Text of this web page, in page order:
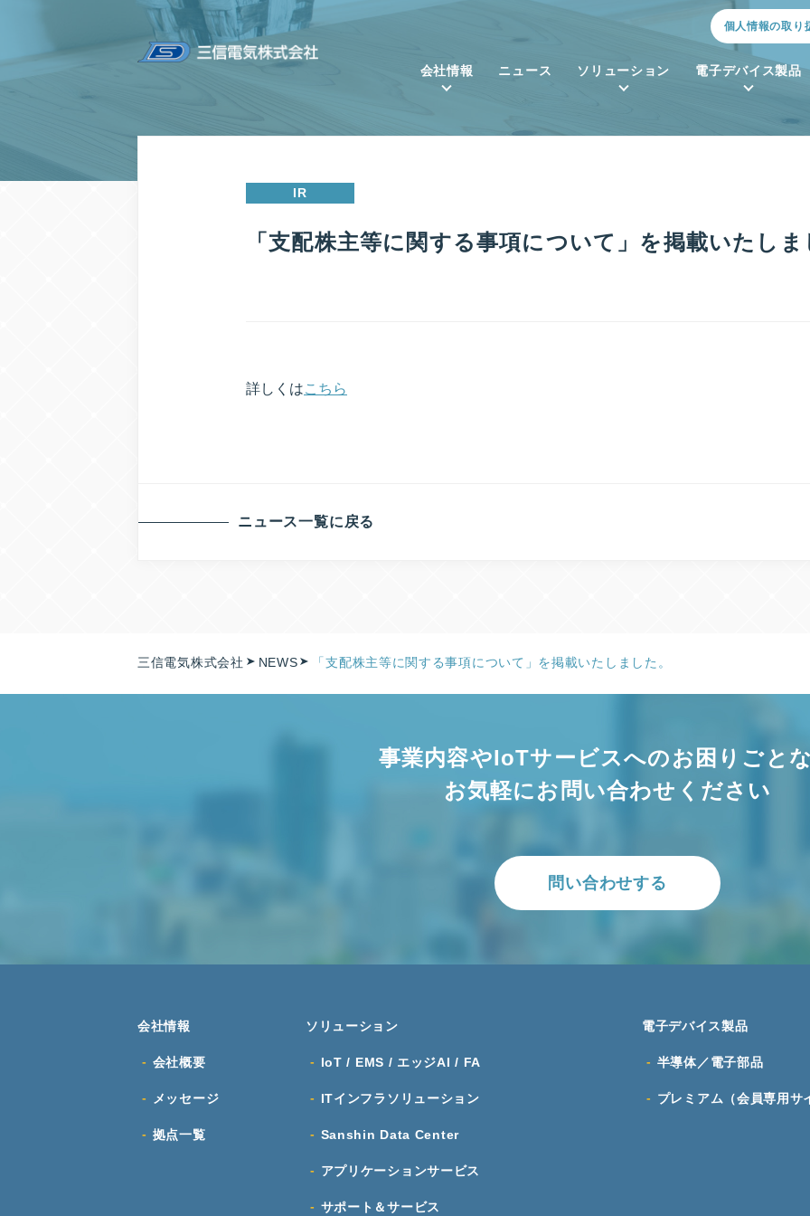
個人情報の取り
会社情報 ニュース ソリューション 電子デバイス製品
IR
「支配株主等に関する事項について」を掲載いたし
詳しくはこちら
ニュース一覧に戻る
三信電気株式会社 NEWS 「支配株主等に関する事項について」を掲載いたしました。
事業内容やIoTサービスへのお困りごと
お気軽にお問い合わせください
問い合わせする
会社情報
会社概要
メッセージ
拠点一覧
ソリューション
IoT / EMS / エッジAI / FA
ITインフラ ソリューション
Sanshin Data Center
アプリケーションサービス
サポート＆サービス
電子デバイス製品
半導体／電子部品
プレミアム（会員専用サ